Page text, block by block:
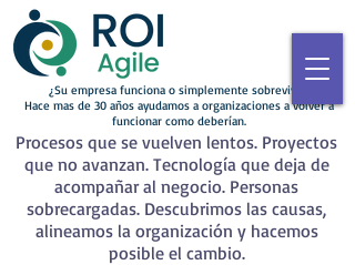
¿Su empresa funciona o simplemente sobrevive?
Hace mas de 30 años ayudamos a organizaciones a volver a
funcionar como deberían.
Procesos que se vuelven lentos. Proyectos
que no avanzan. Tecnología que deja de
acompañar al negocio. Personas
sobrecargadas. Descubrimos las causas,
alineamos la organización y hacemos
posible el cambio.